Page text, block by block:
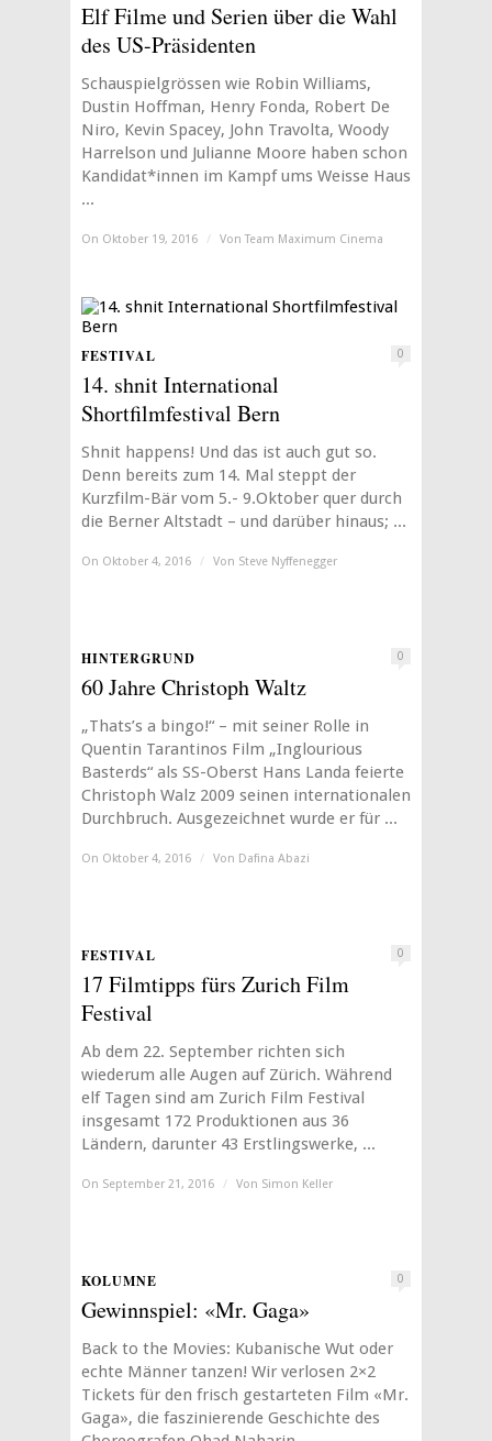
Elf Filme und Serien über die Wahl
des US-Präsidenten
Schauspielgrössen wie Robin Williams,
Dustin Hoffman, Henry Fonda, Robert De
Niro, Kevin Spacey, John Travolta, Woody
Harrelson und Julianne Moore haben schon
Kandidat*innen im Kampf ums Weisse Haus
...
On Oktober 19, 2016 / VonTeam Maximum Cinema
FESTIVAL 0
14. shnit International
Shortfilmfestival Bern
Shnit happens! Und das ist auch gut so.
Denn bereits zum 14. Mal steppt der
Kurzfilm-Bär vom 5.- 9.Oktober quer durch
die Berner Altstadt – und darüber hinaus; ...
On Oktober 4, 2016 / Von Steve Nyffenegger
HINTERGRUND 0
60 Jahre Christoph Waltz
„Thats’s a bingo!“ – mit seiner Rolle in
Quentin Tarantinos Film „Inglourious
Basterds“ als SS-Oberst Hans Landa feierte
Christoph Walz 2009 seinen internationalen
Durchbruch. Ausgezeichnet wurde er für ...
On Oktober 4, 2016 / Von Dafina Abazi
FESTIVAL 0
17 Filmtipps fürs Zurich Film
Festival
Ab dem 22. September richten sich
wiederum alle Augen auf Zürich. Während
elf Tagen sind am Zurich Film Festival
insgesamt 172 Produktionen aus 36
Ländern, darunter 43 Erstlingswerke, ...
On September 21, 2016 / Von Simon Keller
KOLUMNE 0
Gewinnspiel: «Mr. Gaga»
Back to the Movies: Kubanische Wut oder
echte Männer tanzen! Wir verlosen 2×2
Tickets für den frisch gestarteten Film «Mr.
Gaga», die faszinierende Geschichte des